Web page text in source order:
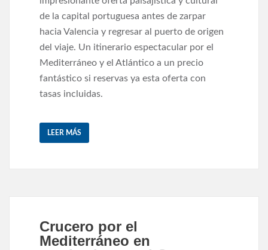
de la capital portuguesa antes de zarpar
hacia Valencia y regresar al puerto de origen
del viaje. Un itinerario espectacular por el
Mediterráneo y el Atlántico a un precio
fantástico si reservas ya esta oferta con
tasas incluidas.
LEER MÁS
Crucero por el
Mediterráneo en